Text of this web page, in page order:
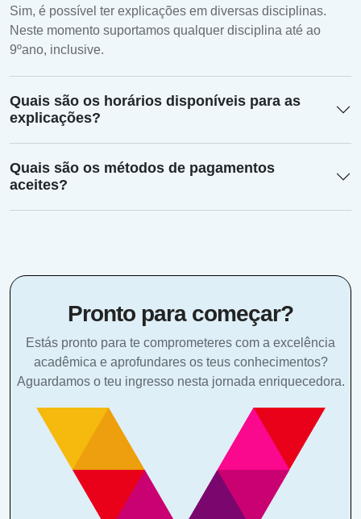
Sim, é possível ter explicações em diversas disciplinas.
Neste momento suportamos qualquer disciplina até ao
9ºano, inclusive.
Quais são os horários disponíveis para as
explicações?
Quais são os métodos de pagamentos
aceites?
Pronto para começar?
Estás pronto para te comprometeres com a excelência
acadêmica e aprofundares os teus conhecimentos?
Aguardamos o teu ingresso nesta jornada enriquecedora.